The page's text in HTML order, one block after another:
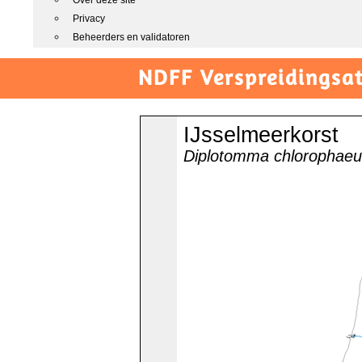
Privacy
Beheerders en validatoren
NDFF